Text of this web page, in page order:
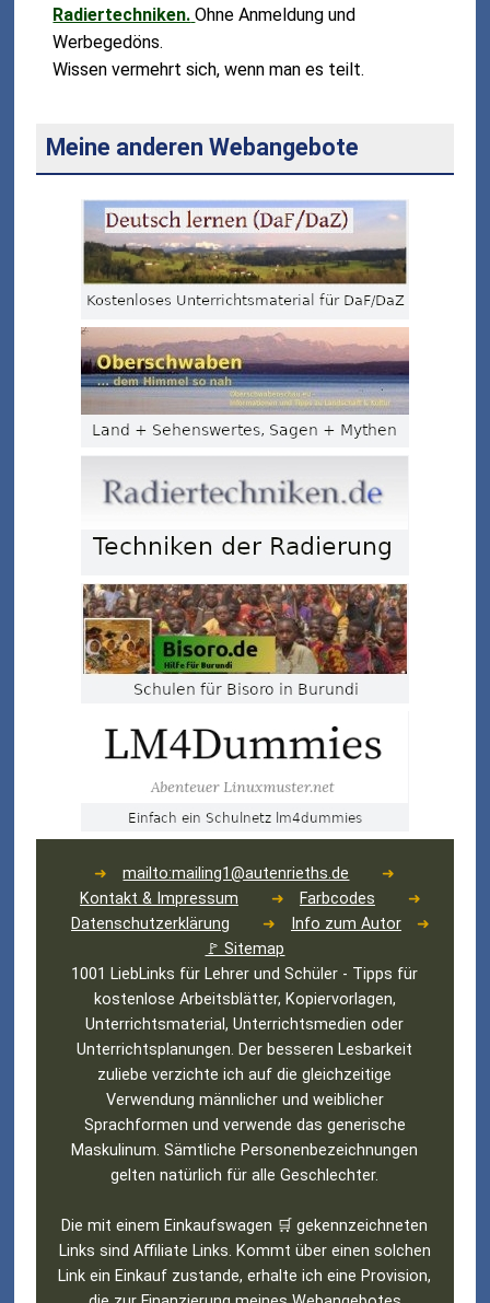
Radiertechniken. Ohne Anmeldung und
Werbegedöns.
Wissen vermehrt sich, wenn man es teilt.
Meine anderen Webangebote
➜ mailto:mailing1@autenrieths.de
➜
Kontakt & Impressum
➜ Farbcodes
➜
Datenschutzerklärung
➜ Info zum Autor
➜
🚩 Sitemap
1001 LiebLinks für Lehrer und Schüler - Tipps für
kostenlose Arbeitsblätter, Kopiervorlagen,
Unterrichtsmaterial, Unterrichtsmedien oder
Unterrichtsplanungen. Der besseren Lesbarkeit
zuliebe verzichte ich auf die gleichzeitige
Verwendung männlicher und weiblicher
Sprachformen und verwende das generische
Maskulinum. Sämtliche Personenbezeichnungen
gelten natürlich für alle Geschlechter.
Die mit einem Einkaufswagen 🛒 gekennzeichneten
Links sind Affiliate Links. Kommt über einen solchen
Link ein Einkauf zustande, erhalte ich eine Provision,